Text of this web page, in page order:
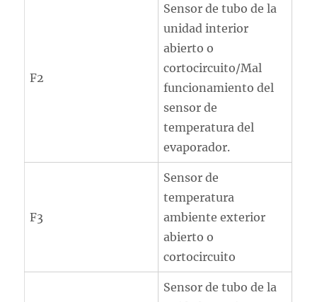
F2
Sensor de tubo de la
unidad interior
abierto o
cortocircuito/Mal
funcionamiento del
sensor de
temperatura del
evaporador.
F3
Sensor de
temperatura
ambiente exterior
abierto o
cortocircuito
Sensor de tubo de la